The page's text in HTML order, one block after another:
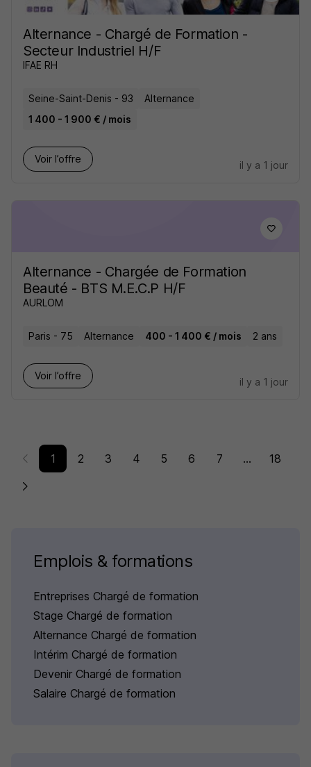
Alternance - Chargé de Formation -
Secteur Industriel H/F
IFAE RH
Seine-Saint-Denis - 93
Alternance
1 400 - 1 900 € / mois
Voir l’offre
il y a 1 jour
Alternance - Chargée de Formation
Beauté - BTS M.E.C.P H/F
AURLOM
Paris - 75 Alternance 400 - 1 400 € / mois 2 ans
Voir l’offre
il y a 1 jour
1 2 3 4 5 6 7 ... 18
Emplois & formations
Entreprises Chargé de formation
Stage Chargé de formation
Alternance Chargé de formation
Intérim Chargé de formation
Devenir Chargé de formation
Salaire Chargé de formation